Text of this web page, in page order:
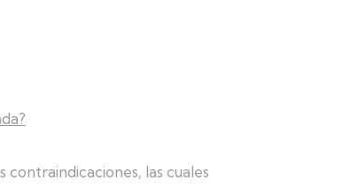
las cuales